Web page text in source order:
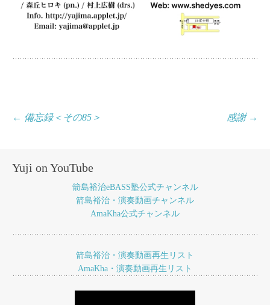
投
シ
ン
← 備忘録＜その85＞ 感謝 →
Yuji on YouTube
箭島裕治eBASS塾公式チャンネル
箭島裕治・演奏動画チャンネル
AmaKha公式チャンネル
箭島裕治・演奏動画再生リスト
AmaKha・演奏動画再生リスト